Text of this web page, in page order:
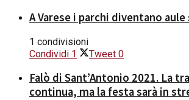
A Varese i parchi diventano
1 condivisioni
Condividi 1 Tweet 0
Falò di Sant’Antonio 2021. La
continua, ma la festa sarà in